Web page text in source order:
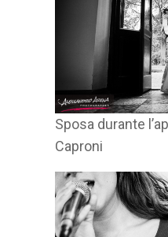
Sposa durante
Caproni